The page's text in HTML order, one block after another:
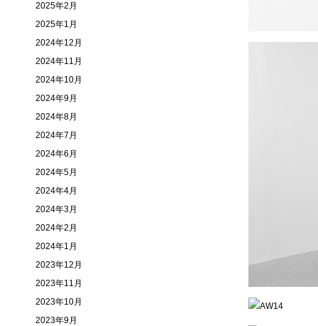
2025年2月
2025年1月
2024年12月
2024年11月
2024年10月
2024年9月
2024年8月
2024年7月
2024年6月
2024年5月
2024年4月
2024年3月
2024年2月
2024年1月
2023年12月
2023年11月
2023年10月
2023年9月